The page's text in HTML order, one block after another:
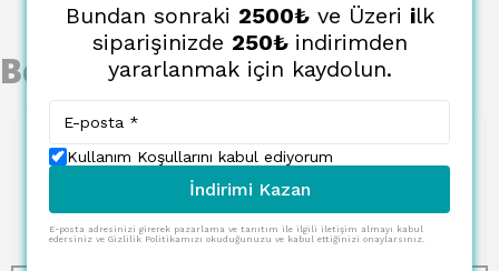
Benzer Ürünler
Bundan sonraki 2500₺ve Üzeri ilk
siparişinizde 250₺ indirimden
yararlanmak için kaydolun.
Kullanım Koşullarını kabul ediyorum
İndirimi Kazan
E-posta adresinizi girerek pazarlama ve tanıtım ile ilgili iletişim almayı kabul
edersiniz ve Gizlilik Politikamızı okuduğunuzu ve kabul ettiğinizi onaylarsınız.